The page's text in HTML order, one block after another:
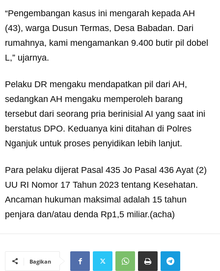
“Pengembangan kasus ini mengarah kepada AH
(43), warga Dusun Termas, Desa Babadan. Dari
rumahnya, kami mengamankan 9.400 butir pil dobel
L,” ujarnya.
Pelaku DR mengaku mendapatkan pil dari AH,
sedangkan AH mengaku memperoleh barang
tersebut dari seorang pria berinisial AI yang saat ini
berstatus DPO. Keduanya kini ditahan di Polres
Nganjuk untuk proses penyidikan lebih lanjut.
Para pelaku dijerat Pasal 435 Jo Pasal 436 Ayat (2)
UU RI Nomor 17 Tahun 2023 tentang Kesehatan.
Ancaman hukuman maksimal adalah 15 tahun
penjara dan/atau denda Rp1,5 miliar.(acha)
Bagikan